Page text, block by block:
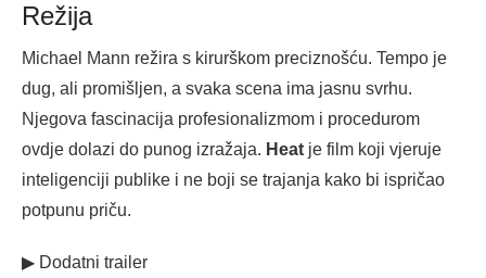
Režija
Michael Mann režira s kirurškom preciznošću. Tempo je
dug, ali promišljen, a svaka scena ima jasnu svrhu.
Njegova fascinacija profesionalizmom i procedurom
ovdje dolazi do punog izražaja. Heat je film koji vjeruje
inteligenciji publike i ne boji se trajanja kako bi ispričao
potpunu priču.
▶ Dodatni trailer